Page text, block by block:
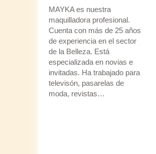
MAYKA es nuestra
maquilladora profesional.
Cuenta con más de 25 años
de experiencia en el sector
de la Belleza. Está
especializada en novias e
invitadas. Ha trabajado para
televisón, pasarelas de
moda, revistas…